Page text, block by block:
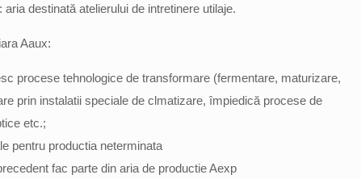
aria destinată atelierului de intretinere utilaje.
Aaux:
procese tehnologice de transformare (fermentare, maturizare,
prin instalatii speciale de clmatizare, împiedică procese de
etc.;
pentru productia neterminata
fac parte din aria de productie Aexp